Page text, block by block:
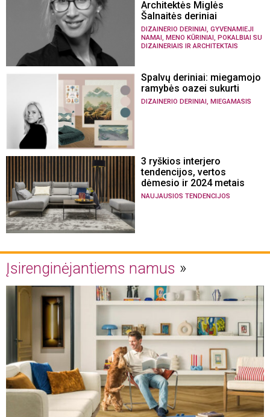
Architektės Miglės
Šalnaitės deriniai
DIZAINERIO DERINIAI GYVENAMIEJI
NAMAI MENO KŪRINIAI POKALBIAI SU
DIZAINERIAIS IR ARCHITEKTAIS
Spalvų deriniai: miegamojo
ramybės oazei sukurti
DIZAINERIO DERINIAI , MIEGAMASIS
3 ryškios interjero
tendencijos, vertos
dėmesio ir 2024 metais
NAUJAUSIOS TENDENCIJOS
Įsirenginėjantiems namus